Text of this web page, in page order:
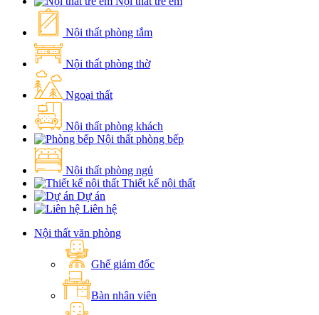
Nội thất phòng tắm
Nội thất phòng thờ
Ngoại thất
Nội thất phòng khách
Nội thất phòng bếp
Nội thất phòng ngủ
Thiết kế nội thất
Dự án
Liên hệ
Nội thất văn phòng
Ghế giám đốc
Bàn nhân viên